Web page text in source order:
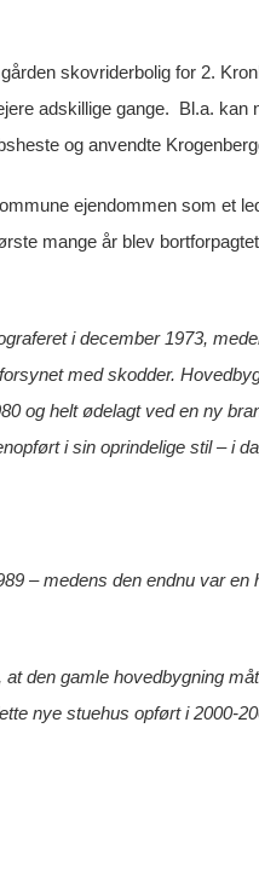
skovriderbolig for 2.
adskillige gange. Bl.a.
og anvendte
ejendommen som et
mange år blev
i december 1973,
med skodder.
og helt ødelagt ved en ny
i sin oprindelige stil – i
– medens den endnu var en
at den gamle hovedbygning
nye stuehus opført i 2000-